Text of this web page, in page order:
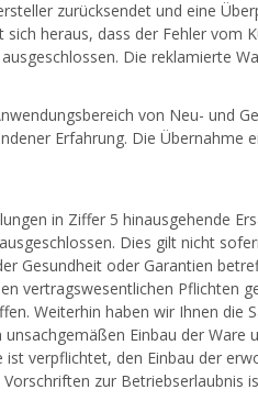
zurücksendet und eine
heraus, dass der Fehler vom
Die reklamierte
von Neu- und
Erfahrung. Die
in Ziffer 5 hinausgehende
Dies gilt nicht
Gesundheit oder Garantien
vertragswesentlichen Pflichten
Weiterhin haben wir Ihnen die
Einbau der
ist verpflichtet, den Einbau der
zur Betriebserlaubnis